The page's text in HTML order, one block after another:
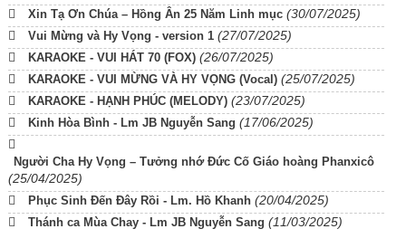
Xin Tạ Ơn Chúa – Hồng Ân 25 Năm Linh mục (30/07/2025)
Vui Mừng và Hy Vọng - version 1 (27/07/2025)
KARAOKE - VUI HÁT 70 (FOX) (26/07/2025)
KARAOKE - VUI MỪNG VÀ HY VỌNG (Vocal) (25/07/2025)
KARAOKE - HẠNH PHÚC (MELODY) (23/07/2025)
Kinh Hòa Bình - Lm JB Nguyễn Sang (17/06/2025)
Người Cha Hy Vọng – Tưởng nhớ Đức Cố Giáo hoàng Phanxicô
(25/04/2025)
Phục Sinh Đến Đây Rồi - Lm. Hồ Khanh (20/04/2025)
Thánh ca Mùa Chay - Lm JB Nguyễn Sang (11/03/2025)